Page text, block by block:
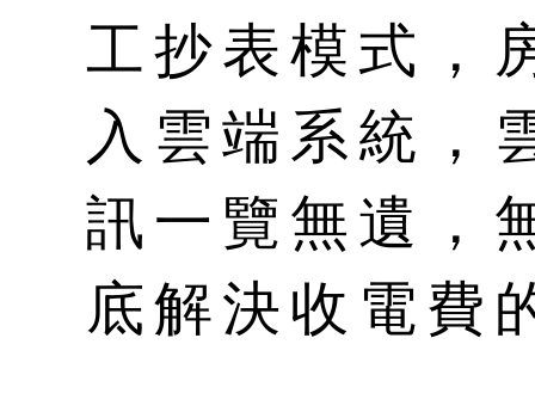
工抄表模式，
入雲端系統，
訊一覽無遺，
底解決收電費